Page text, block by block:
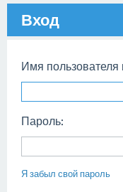
Вход
Имя пользователя
Пароль:
Я забыл свой пароль